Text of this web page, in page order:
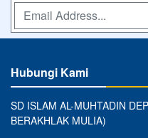
Hubungi Kami
SD ISLAM AL-MUHTADIN
BERAKHLAK MULIA)